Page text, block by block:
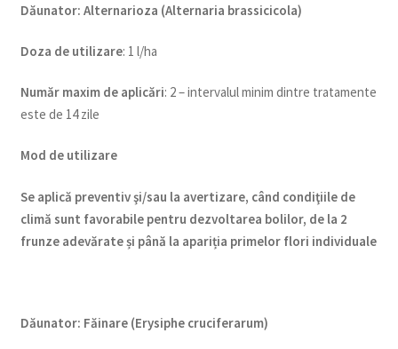
Dăunator: Alternarioza (Alternaria brassicicola)
Doza de utilizare: 1 l/ha
Număr maxim de aplicări: 2 – intervalul minim dintre tratamente
este de 14 zile
Mod de utilizare
Se aplică preventiv şi/sau la avertizare, când condiţiile de
climă sunt favorabile pentru dezvoltarea bolilor, de la 2
frunze adevărate și până la apariția primelor flori individuale
Dăunator: Făinare (Erysiphe cruciferarum)